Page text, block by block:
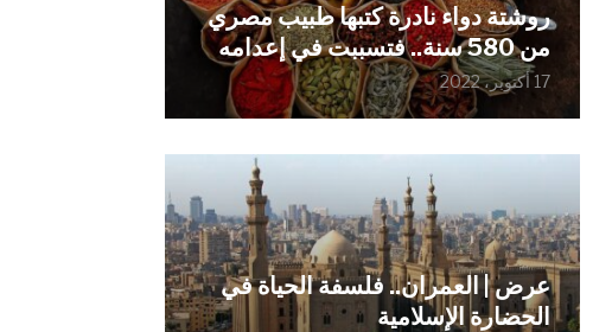
روشتة دواء نادرة كتبها طبيب مصري
من 580 سنة.. فتسببت في إعدامه
17 أكتوبر، 2022
عرض | العمران.. فلسفة الحياة في
الحضارة الإسلامية